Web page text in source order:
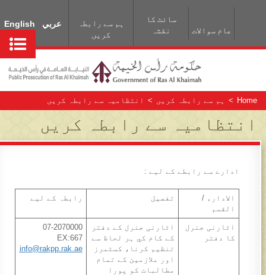
عربي English
ہم سے رابطہ
کریں
سائٹ کا
نقشہ
عام سوالات
Home
> ہم سے رابطہ کریں > انتظامیہ سے رابطہ کریں
انتظامیہ سے رابطہ کریں
​ادارے سے رابطے کے ليے :
الادارء /
القسم
تفصیل رابطہ کے ليے
اٹارنی جنرل
کا دفتر
اٹارنی جنرل کے دفتر
کے کام کي ہر لحاظ سے
تنظيم کرنا، کسٹمرز
اور ملازمین کے تمام
مطالبات کو پورا
07-2070000
EX:667
info@rakpp.rak.ae